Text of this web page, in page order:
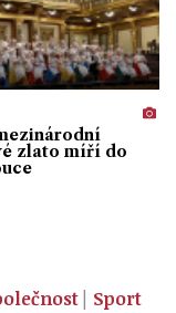
zlato míří do
Sport